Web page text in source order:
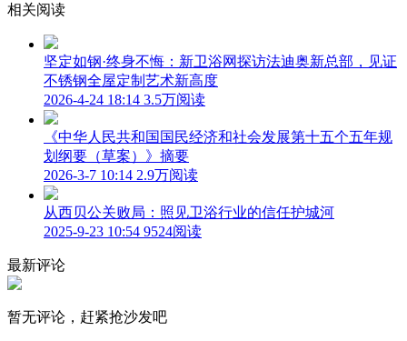
相关阅读
坚定如钢·终身不悔：新卫浴网探访法迪奥新总部，见证
不锈钢全屋定制艺术新高度
2026-4-24 18:14 3.5万阅读
《中华人民共和国国民经济和社会发展第十五个五年规
划纲要（草案）》摘要
2026-3-7 10:14 2.9万阅读
从西贝公关败局：照见卫浴行业的信任护城河
2025-9-23 10:54 9524阅读
最新评论
暂无评论，赶紧抢沙发吧